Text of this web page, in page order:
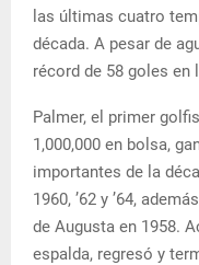
las últimas cuatro
década. A pesar de
récord de 58 goles en
Palmer, el primer
1,000,000 en bolsa,
importantes de la
1960, ’62 y ’64,
de Augusta en 1958.
espalda, regresó y